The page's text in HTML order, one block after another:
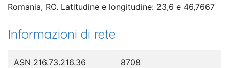
Romania, RO. Latitudine e longitudine: 23,6 e 46,7667
Informazioni di rete
ASN 216.73.216.36 8708